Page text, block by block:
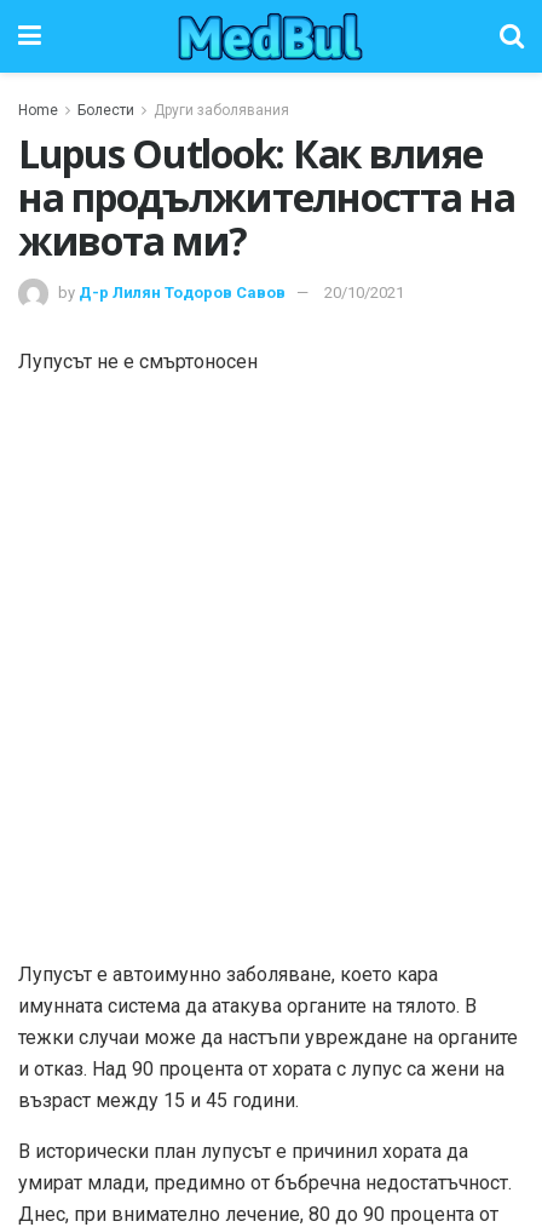
Home Болести Други заболявания
Lupus Outlook: Как влияе
на продължителността на
живота ми?
by Д-р Лилян Тодоров Савов 20/10/2021
Лупусът не е смъртоносен
Лупусът е автоимунно заболяване, което кара
имунната система да атакува органите на тялото. В
тежки случаи може да настъпи увреждане на органите
и отказ. Над 90 процента от хората с лупус са жени на
възраст между 15 и 45 години.
В исторически план лупусът е причинил хората да
умират млади, предимно от бъбречна недостатъчност.
Днес, при внимателно лечение, 80 до 90 процента от